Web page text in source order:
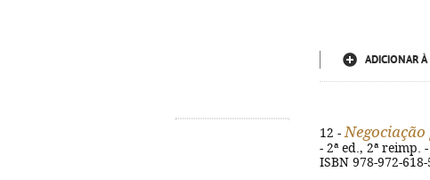
ADICIONAR À
12 -
- 2ª ed., 2ª reimp.
ISBN 978-972-618-